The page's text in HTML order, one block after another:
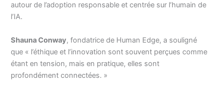
autour de l’adoption responsable et centrée sur l’humain de
l’IA.
Shauna Conway, fondatrice de Human Edge, a souligné
que « l’éthique et l’innovation sont souvent perçues comme
étant en tension, mais en pratique, elles sont
profondément connectées. »